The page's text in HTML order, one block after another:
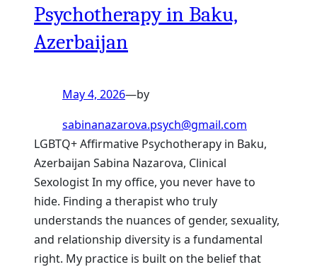
Psychotherapy in Baku,
Azerbaijan
May 4, 2026—by
sabinanazarova.psych@gmail.com
LGBTQ+ Affirmative Psychotherapy in Baku,
Azerbaijan Sabina Nazarova, Clinical
Sexologist In my office, you never have to
hide. Finding a therapist who truly
understands the nuances of gender, sexuality,
and relationship diversity is a fundamental
right. My practice is built on the belief that